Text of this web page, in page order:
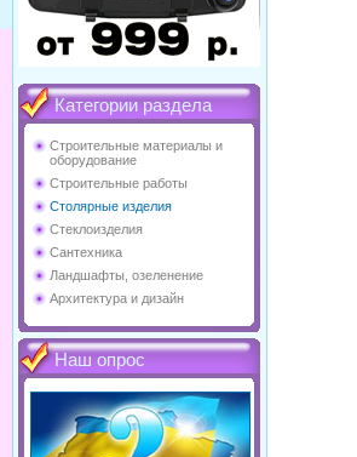
Категории раздела
Строительные материалы и
оборудование
Строительные работы
Столярные изделия
Стеклоизделия
Сантехника
Ландшафты, озеленение
Архитектура и дизайн
Наш опрос